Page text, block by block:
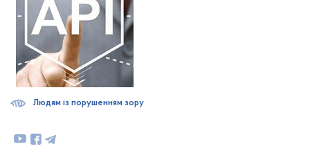
Людям із порушенням зору